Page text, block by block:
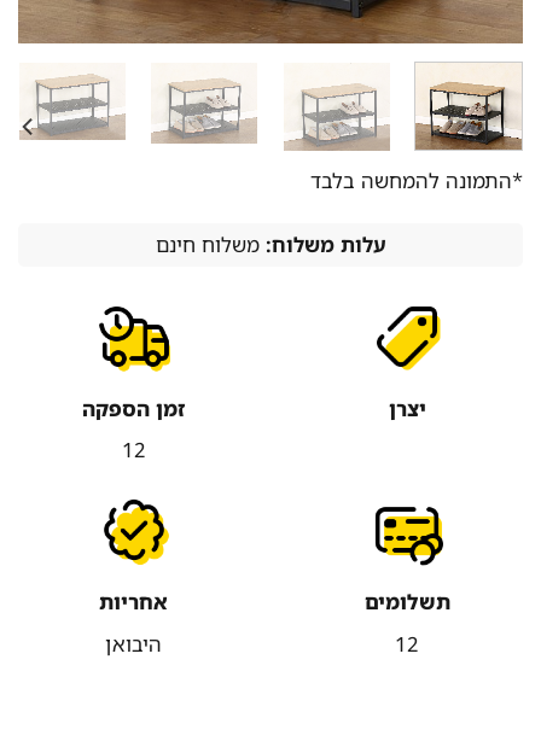
*התמונה להמחשה בלבד
עלות משלוח:משלוח חינם
יצרן
זמן הספקה
12
תשלומים
12
אחריות
היבואן